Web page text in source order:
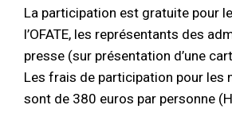
La participation est gratuite pour
l’OFATE, les représentants des
presse (sur présentation d’une
Les frais de participation pour les
sont de 380 euros par personne